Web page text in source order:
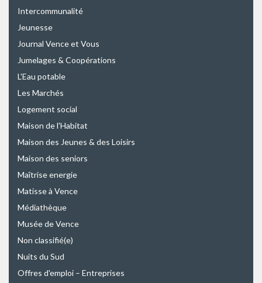
Intercommunalité
Jeunesse
Journal Vence et Vous
Jumelages & Coopérations
L'Eau potable
Les Marchés
Logement social
Maison de l'Habitat
Maison des Jeunes & des Loisirs
Maison des seniors
Maîtrise energie
Matisse à Vence
Médiathèque
Musée de Vence
Non classifié(e)
Nuits du Sud
Offres d'emploi – Entreprises